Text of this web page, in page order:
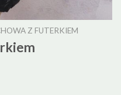
Z FUTERKIEM